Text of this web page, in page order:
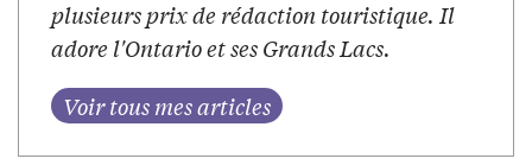
plusieurs prix de rédaction touristique. Il
adore l'Ontario et ses Grands Lacs.